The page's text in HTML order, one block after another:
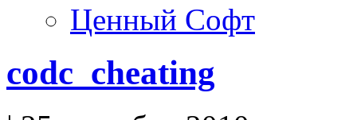
Ценный Софт
codc_cheating